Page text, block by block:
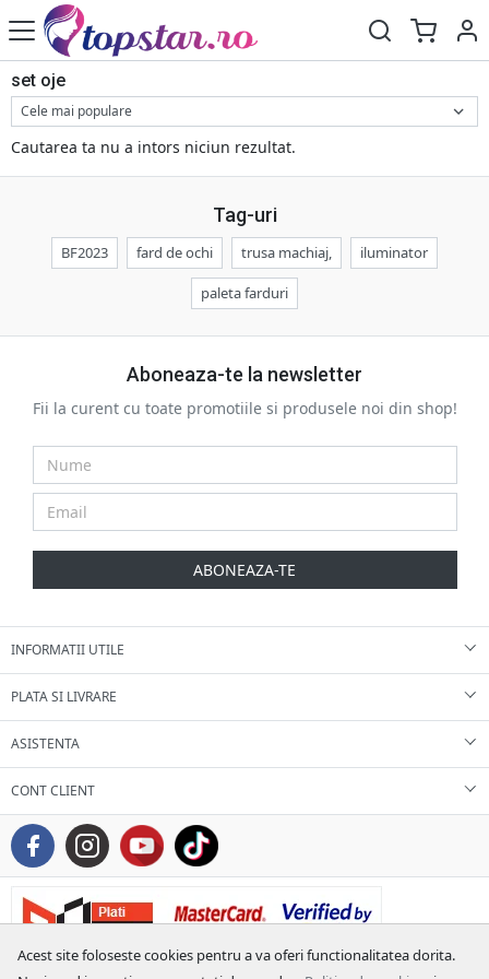
Acest site foloseste cookies pentru a va oferi functionalitatea dorita.
set oje
Cautarea ta nu a intors niciun rezultat.
Tag-uri
BF2023 fard de ochi trusa machiaj, iluminator
paleta farduri
Aboneaza-te la newsletter
Fii la curent cu toate promotiile si produsele noi din shop!
ABONEAZA-TE
INFORMATII UTILE
PLATA SI LIVRARE
ASISTENTA
CONT CLIENT